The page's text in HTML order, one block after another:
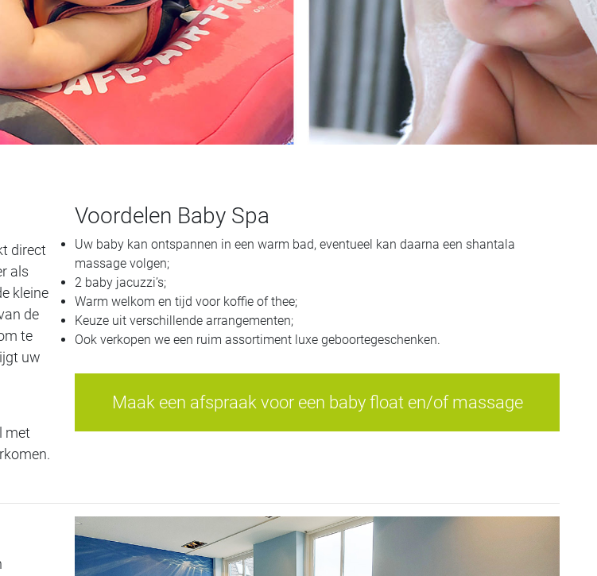
direct
als
kleine
de
te
uw
met
Voordelen Baby Spa
Uw baby kan ontspannen in een warm bad, eventueel kan daarna een shantala
massage volgen;
2 baby jacuzzi’s;
Warm welkom en tijd voor koffie of thee;
Keuze uit verschillende arrangementen;
Ook verkopen we een ruim assortiment luxe geboortegeschenken.
Maak een afspraak voor een baby float en/of massage